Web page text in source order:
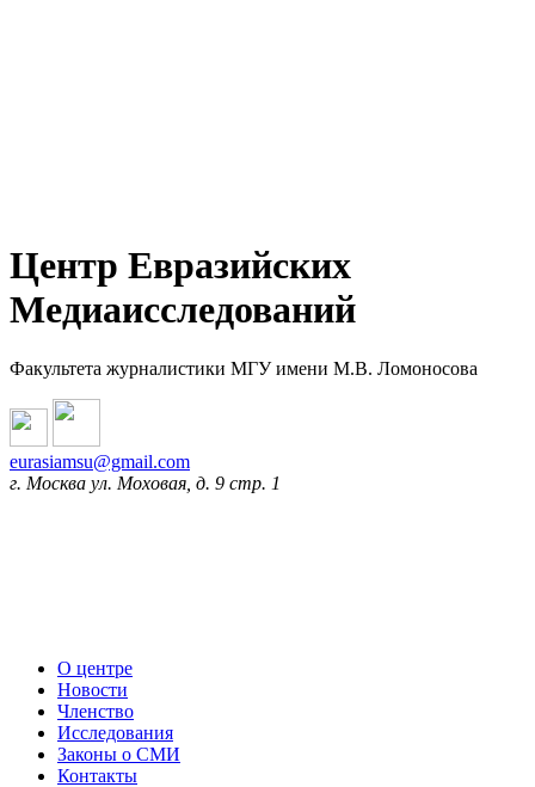
Центр Евразийских
Медиаисследований
Факультета журналистики МГУ имени М.В. Ломоносова
eurasiamsu@gmail.com
г. Москва ул. Моховая, д. 9 стр. 1
О центре
Новости
Членство
Исследования
Законы о СМИ
Контакты